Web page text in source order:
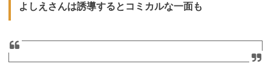
よしえさんは誘導するとコミカルな一面も